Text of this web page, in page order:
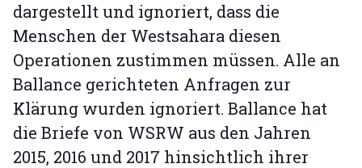
dargestellt und ignoriert, dass die
Menschen der Westsahara diesen
Operationen zustimmen müssen. Alle an
Ballance gerichteten Anfragen zur
Klärung wurden ignoriert. Ballance hat
die Briefe von WSRW aus den Jahren
2015, 2016 und 2017 hinsichtlich ihrer